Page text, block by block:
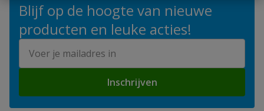
Blijf op de hoogte van nieuwe
producten en leuke acties!
Inschrijven